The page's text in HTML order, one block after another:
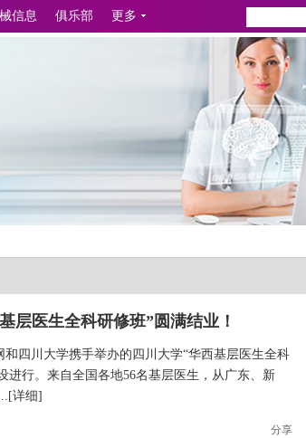
信息 俱乐部 更多
医生全科研修班”圆满结业！
四川大学携手举办的四川大学“华西基层医生全科
进行。来自全国各地56名基层医生，从广东、新
详细]
分享